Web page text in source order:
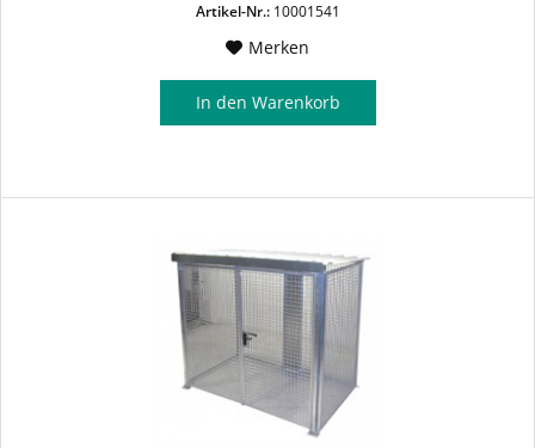
Artikel-Nr.:10001541
Merken
In den Warenkorb